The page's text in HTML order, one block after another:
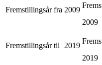
Fremstillingsår fra 2009
2009
Fremstillingsår til 2019
2019